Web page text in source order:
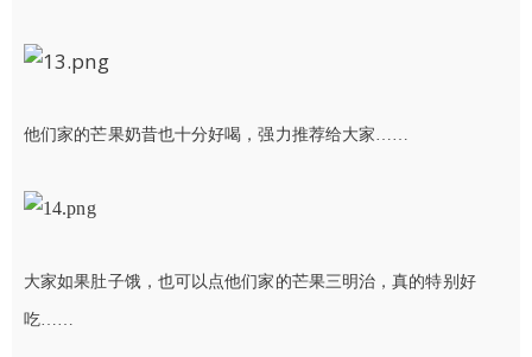
他们家的芒果奶昔也十分好喝，强力推荐给大家……
大家如果肚子饿，也可以点他们家的芒果三明治，真的特别好
吃……